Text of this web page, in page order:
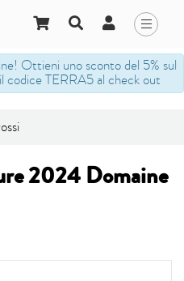
Ottieni uno sconto del 5% sul
codice TERRA5 al check out
2024 Domaine